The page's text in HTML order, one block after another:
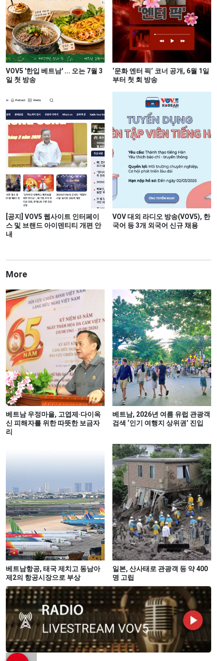
VOV5 '한입 베트남' ... 오는 7월 3
일 첫 방송
‘문화 엔터 픽’ 코너 공개, 6월 1일
부터 첫 회 방송
[공지] VOV5 웹사이트 인터페이
스 및 브랜드 아이덴티티 개편 안
내
VOV 대외 라디오 방송(VOV5), 한
국어 등 3개 외국어 신규 채용
More
베트남 우정마을, 고엽제·다이옥
신 피해자를 위한 따뜻한 보금자
리
베트남, 2026년 여름 유럽 관광객
검색 ‘인기 여행지 상위권’ 진입
베트남항공, 태국 제치고 동남아
제2의 항공시장으로 부상
일본, 산사태로 관광객 등 약 400
명 고립